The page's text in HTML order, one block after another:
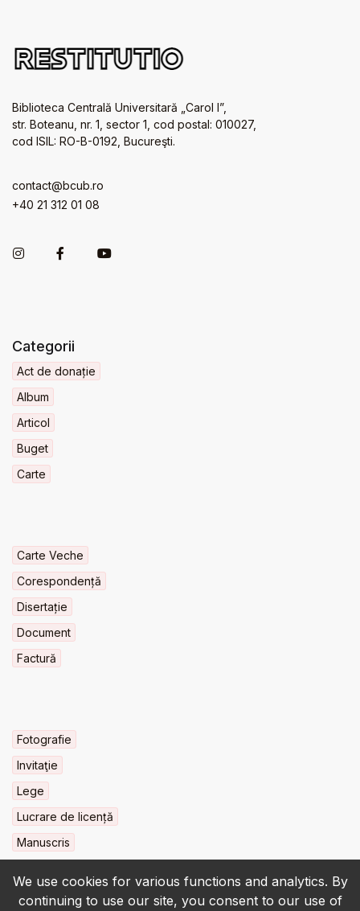
We use cookies for various functions and analytics. By
continuing to use our site, you consent to our use of
Biblioteca Centrală Universitară „Carol I”,
str. Boteanu, nr. 1, sector 1, cod postal: 010027,
cod ISIL: RO-B-0192, Bucureşti.
contact@bcub.ro
+40 21 312 01 08
Categorii
Act de donație
Album
Articol
Buget
Carte
Carte Veche
Corespondență
Disertație
Document
Factură
Fotografie
Invitaţie
Lege
Lucrare de licență
Manuscris